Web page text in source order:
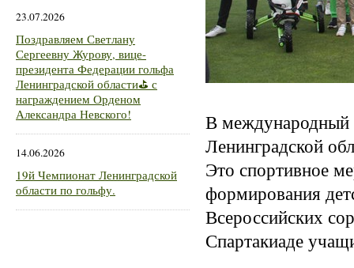
23.07.2026
Поздравляем Светлану
Сергеевну Журову, вице-
президента Федерации гольфа
Ленинградской области⛳ с
награждением Орденом
Александра Невского!
14.06.2026
19й Чемпионат Ленинградской
области по гольфу.
В международный
Ленинградской
Это спортивное
формирования
Всероссийских
Спартакиаде